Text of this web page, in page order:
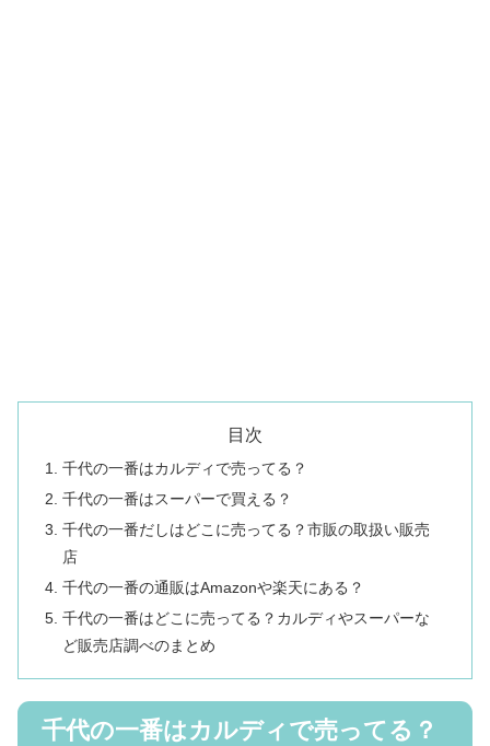
目次
千代の一番はカルディで売ってる？
千代の一番はスーパーで買える？
千代の一番だしはどこに売ってる？市販の取扱い販売
店
千代の一番の通販はAmazonや楽天にある？
千代の一番はどこに売ってる？カルディやスーパーな
ど販売店調べのまとめ
千代の一番はカルディで売ってる？